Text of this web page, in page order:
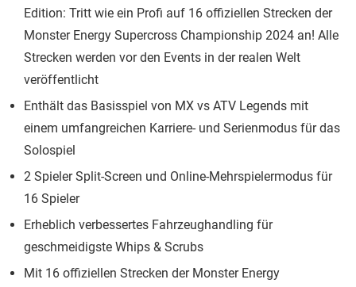
Edition: Tritt wie ein Profi auf 16 offiziellen Strecken der
Monster Energy Supercross Championship 2024 an! Alle
Strecken werden vor den Events in der realen Welt
veröffentlicht
Enthält das Basisspiel von MX vs ATV Legends mit
einem umfangreichen Karriere- und Serienmodus für das
Solospiel
2 Spieler Split-Screen und Online-Mehrspielermodus für
16 Spieler
Erheblich verbessertes Fahrzeughandling für
geschmeidigste Whips & Scrubs
Mit 16 offiziellen Strecken der Monster Energy